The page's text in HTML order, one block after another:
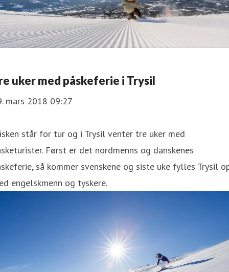
uker med påskeferie i Trysil
mars 2018 09:27
står for tur og i Trysil venter tre uker med
Først er det nordmenns og danskenes
så kommer svenskene og siste uke fylles Trysil
engelskmenn og tyskere.